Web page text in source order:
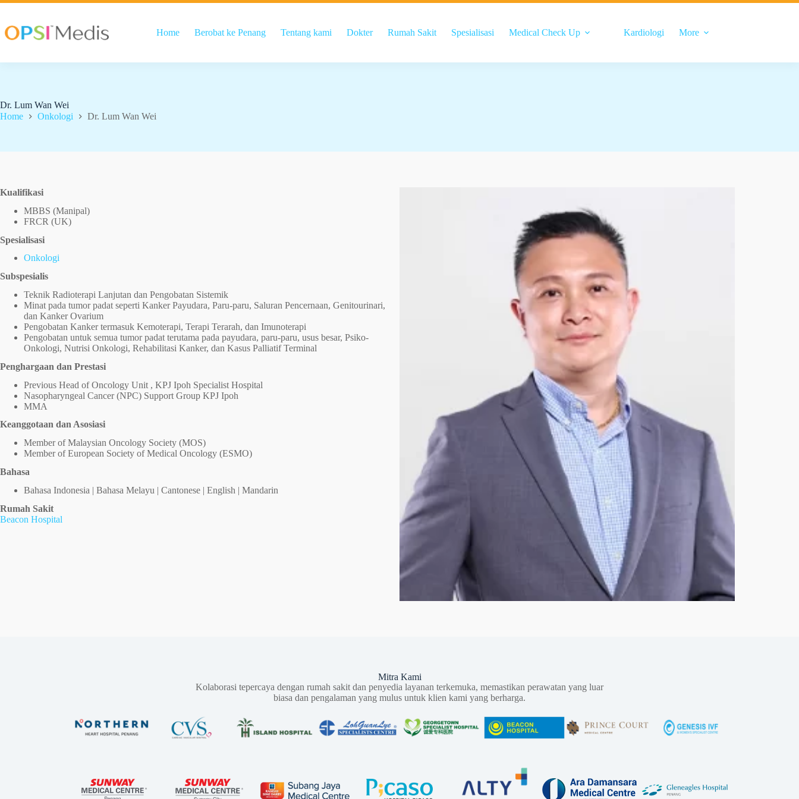
Home Berobat ke Penang Tentang kami Dokter Rumah Sakit Spesialisasi Medical Check Up Kardiologi More
Dr. Lum Wan Wei
Home
Onkologi Dr. Lum Wan Wei
Kualifikasi
MBBS (Manipal)
FRCR (UK)
Spesialisasi
Onkologi
Subspesialis
Teknik Radioterapi Lanjutan dan Pengobatan Sistemik
Minat pada tumor padat seperti Kanker Payudara, Paru-paru, Saluran Pencernaan, Genitourinari,
dan Kanker Ovarium
Pengobatan Kanker termasuk Kemoterapi, Terapi Terarah, dan Imunoterapi
Pengobatan untuk semua tumor padat terutama pada payudara, paru-paru, usus besar, Psiko-
Onkologi, Nutrisi Onkologi, Rehabilitasi Kanker, dan Kasus Palliatif Terminal
Penghargaan dan Prestasi
Previous Head of Oncology Unit , KPJ Ipoh Specialist Hospital
Nasopharyngeal Cancer (NPC) Support Group KPJ Ipoh
MMA
Keanggotaan dan Asosiasi
Member of Malaysian Oncology Society (MOS)
Member of European Society of Medical Oncology (ESMO)
Bahasa
Bahasa Indonesia | Bahasa Melayu | Cantonese | English | Mandarin
Rumah Sakit
Beacon Hospital
Mitra Kami
Kolaborasi tepercaya dengan rumah sakit dan penyedia layanan terkemuka, memastikan perawatan yang luar
biasa dan pengalaman yang mulus untuk klien kami yang berharga.